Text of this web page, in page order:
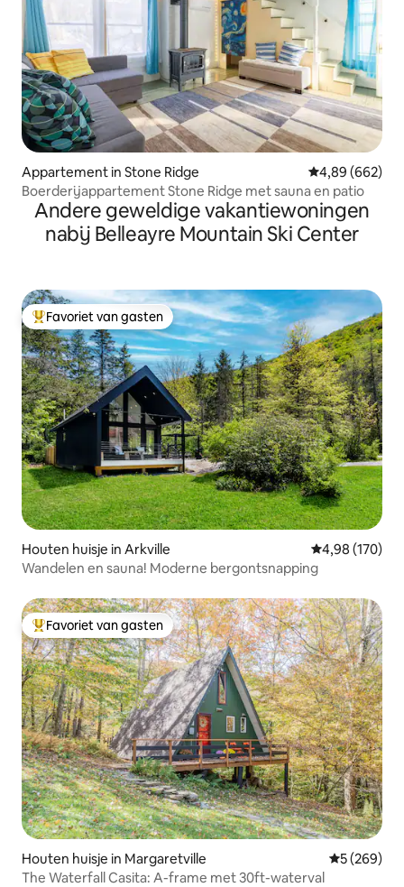
Appartement in Stone Ridge Gemiddelde
4,89 (662)
Boerderijappartement Stone Ridge met sauna en patio
Andere geweldige vakantiewoningen
nabij Belleayre Mountain Ski Center
Topfavoriet van gasten
Favoriet van gasten
Houten huisje in Arkville Gemiddelde
4,98 (170)
Wandelen en sauna! Moderne bergontsnapping
Topfavoriet van gasten
Favoriet van gasten
Houten huisje in Margaretville
5 (269)
The Waterfall Casita: A-frame met 30ft-waterval